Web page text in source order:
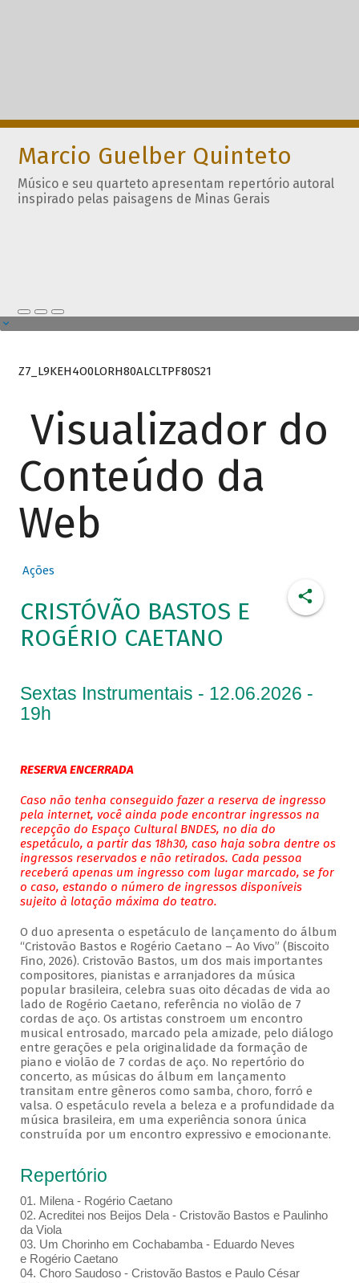
Marcio Guelber Quinteto
Músico e seu quarteto apresentam repertório autoral
inspirado pelas paisagens de Minas Gerais
Z7_L9KEH4O0LORH80ALCLTPF80S21
Visualizador do
Conteúdo da
Web
Ações
CRISTÓVÃO BASTOS E
ROGÉRIO CAETANO
Sextas Instrumentais - 12.06.2026 -
19h
RESERVA ENCERRADA
Caso não tenha conseguido fazer a reserva de ingresso
pela internet, você ainda pode encontrar ingressos na
recepção do Espaço Cultural BNDES, no dia do
espetáculo, a partir das 18h30, caso haja sobra dentre os
ingressos reservados e não retirados. Cada pessoa
receberá apenas um ingresso com lugar marcado, se for
o caso, estando o número de ingressos disponíveis
sujeito à lotação máxima do teatro.
O duo apresenta o espetáculo de lançamento do álbum
“Cristovão Bastos e Rogério Caetano – Ao Vivo” (Biscoito
Fino, 2026). Cristovão Bastos, um dos mais importantes
compositores, pianistas e arranjadores da música
popular brasileira, celebra suas oito décadas de vida ao
lado de Rogério Caetano, referência no violão de 7
cordas de aço. Os artistas constroem um encontro
musical entrosado, marcado pela amizade, pelo diálogo
entre gerações e pela originalidade da formação de
piano e violão de 7 cordas de aço. No repertório do
concerto, as músicas do álbum em lançamento
transitam entre gêneros como samba, choro, forró e
valsa. O espetáculo revela a beleza e a profundidade da
música brasileira, em uma experiência sonora única
construída por um encontro expressivo e emocionante.
Repertório
01. Milena - Rogério Caetano
02. Acreditei nos Beijos Dela - Cristovão Bastos e Paulinho
da Viola
03. Um Chorinho em Cochabamba - Eduardo Neves
e Rogério Caetano
04. Choro Saudoso - Cristovão Bastos e Paulo César